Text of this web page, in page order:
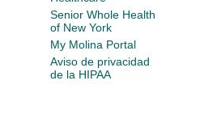
Senior Whole Health
of New York
My Molina Portal
Aviso de privacidad
de la HIPAA